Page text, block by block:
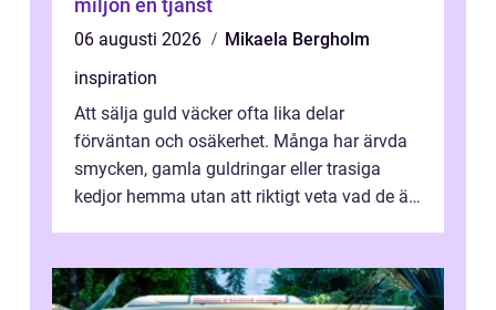
miljön en tjänst
06 augusti 2026
Mikaela Bergholm
inspiration
Att sälja guld väcker ofta lika delar
förväntan och osäkerhet. Många har ärvda
smycken, gamla guldringar eller trasiga
kedjor hemma utan att riktigt veta vad de är